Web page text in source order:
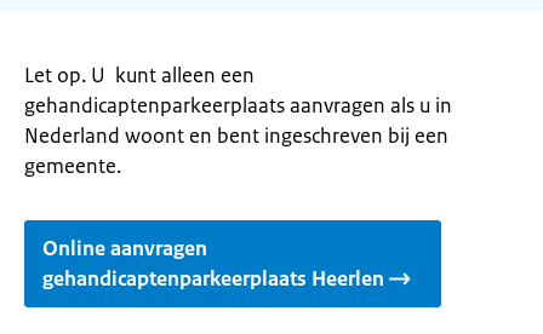
Let op. U kunt alleen een
gehandicaptenparkeerplaats aanvragen als u in
Nederland woont en bent ingeschreven bij een
gemeente.
Online aanvragen
gehandicaptenparkeerplaats Heerlen